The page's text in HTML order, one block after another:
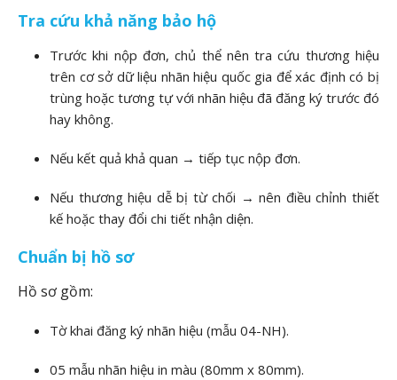
Tra cứu khả năng bảo hộ
Trước khi nộp đơn, chủ thể nên tra cứu thương hiệu
trên cơ sở dữ liệu nhãn hiệu quốc gia để xác định có bị
trùng hoặc tương tự với nhãn hiệu đã đăng ký trước đó
hay không.
Nếu kết quả khả quan → tiếp tục nộp đơn.
Nếu thương hiệu dễ bị từ chối → nên điều chỉnh thiết
kế hoặc thay đổi chi tiết nhận diện.
Chuẩn bị hồ sơ
Hồ sơ gồm:
Tờ khai đăng ký nhãn hiệu (mẫu 04-NH).
05 mẫu nhãn hiệu in màu (80mm x 80mm).